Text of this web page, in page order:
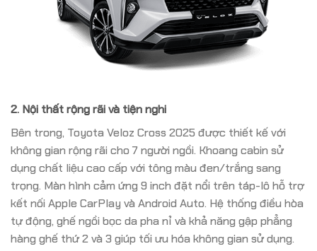
2. Nội thất rộng rãi và tiện nghi
Bên trong, Toyota Veloz Cross 2025 được thiết kế với
không gian rộng rãi cho 7 người ngồi. Khoang cabin sử
dụng chất liệu cao cấp với tông màu đen/trắng sang
trọng. Màn hình cảm ứng 9 inch đặt nổi trên táp-lô hỗ trợ
kết nối Apple CarPlay và Android Auto. Hệ thống điều hòa
tự động, ghế ngồi bọc da pha nỉ và khả năng gập phẳng
hàng ghế thứ 2 và 3 giúp tối ưu hóa không gian sử dụng.